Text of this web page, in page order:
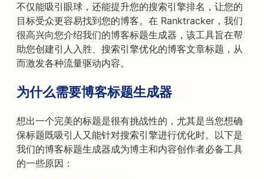
不仅能吸引眼球，还能提升您的搜索引擎排名，让您的
目标受众更容易找到您的博客。在 Ranktracker，我们
很高兴向您介绍我们的博客标题生成器，该工具旨在帮
助您创建引人入胜、搜索引擎优化的博客文章标题，从
而激发各种流量驱动内容。
为什么需要博客标题生成器
想出一个完美的标题是很有挑战性的，尤其是当您想确
保标题既吸引人又能针对搜索引擎进行优化时。以下是
我们的博客标题生成器成为博主和内容创作者必备工具
的一些原因：